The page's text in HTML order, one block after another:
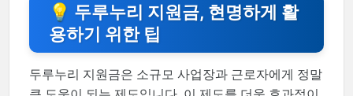
💡 두루누리 지원금, 현명하게 활
용하기 위한 팁
두루누리 지원금은 소규모 사업장과 근로자에게 정말